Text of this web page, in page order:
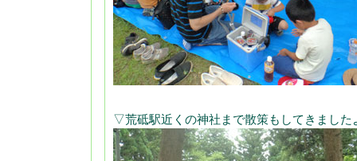
▽荒砥駅近くの神社まで散策もしてきました